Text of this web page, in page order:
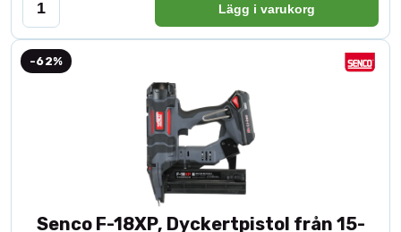
Lägg i varukorg
-62%
Senco F-18XP, Dyckertpistol från 15-